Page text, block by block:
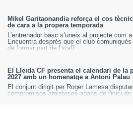
Mikel Garitaonandia reforça el cos
de cara a la propera temporada
L’entrenador basc s’uneix al projecte com
Encuentra després que el club
de formar part de l’staff
El Lleida CF presenta el calendari de la
2027 amb un homenatge a Antoni Palau
El conjunt dirigit per Roger Lamesa
compromisos amistosos abans de l'inici